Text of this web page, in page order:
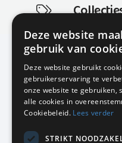
Actuele en
KMP Kantoormeubilair
Airport Business Park
Frankfurtstraat 29-31
1175 RH Lijnden
Deze website
gebruik van
Deze website gebruikt
gebruikerservaring te
onze website te gebruiken,
alle cookies in
Cookiebeleid. Lees verder
STRIKT